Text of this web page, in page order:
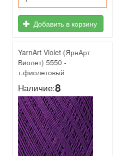
Добавить в корзину
YarnArt Violet (ЯрнАрт
Виолет) 5550 -
т.фиолетовый
Наличие:8